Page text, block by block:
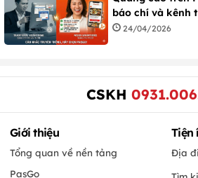
báo chí và kênh
24/04/2026
CSKH
Giới thiệu
Tổng quan về nền tảng
PasGo
Tiện
Địa